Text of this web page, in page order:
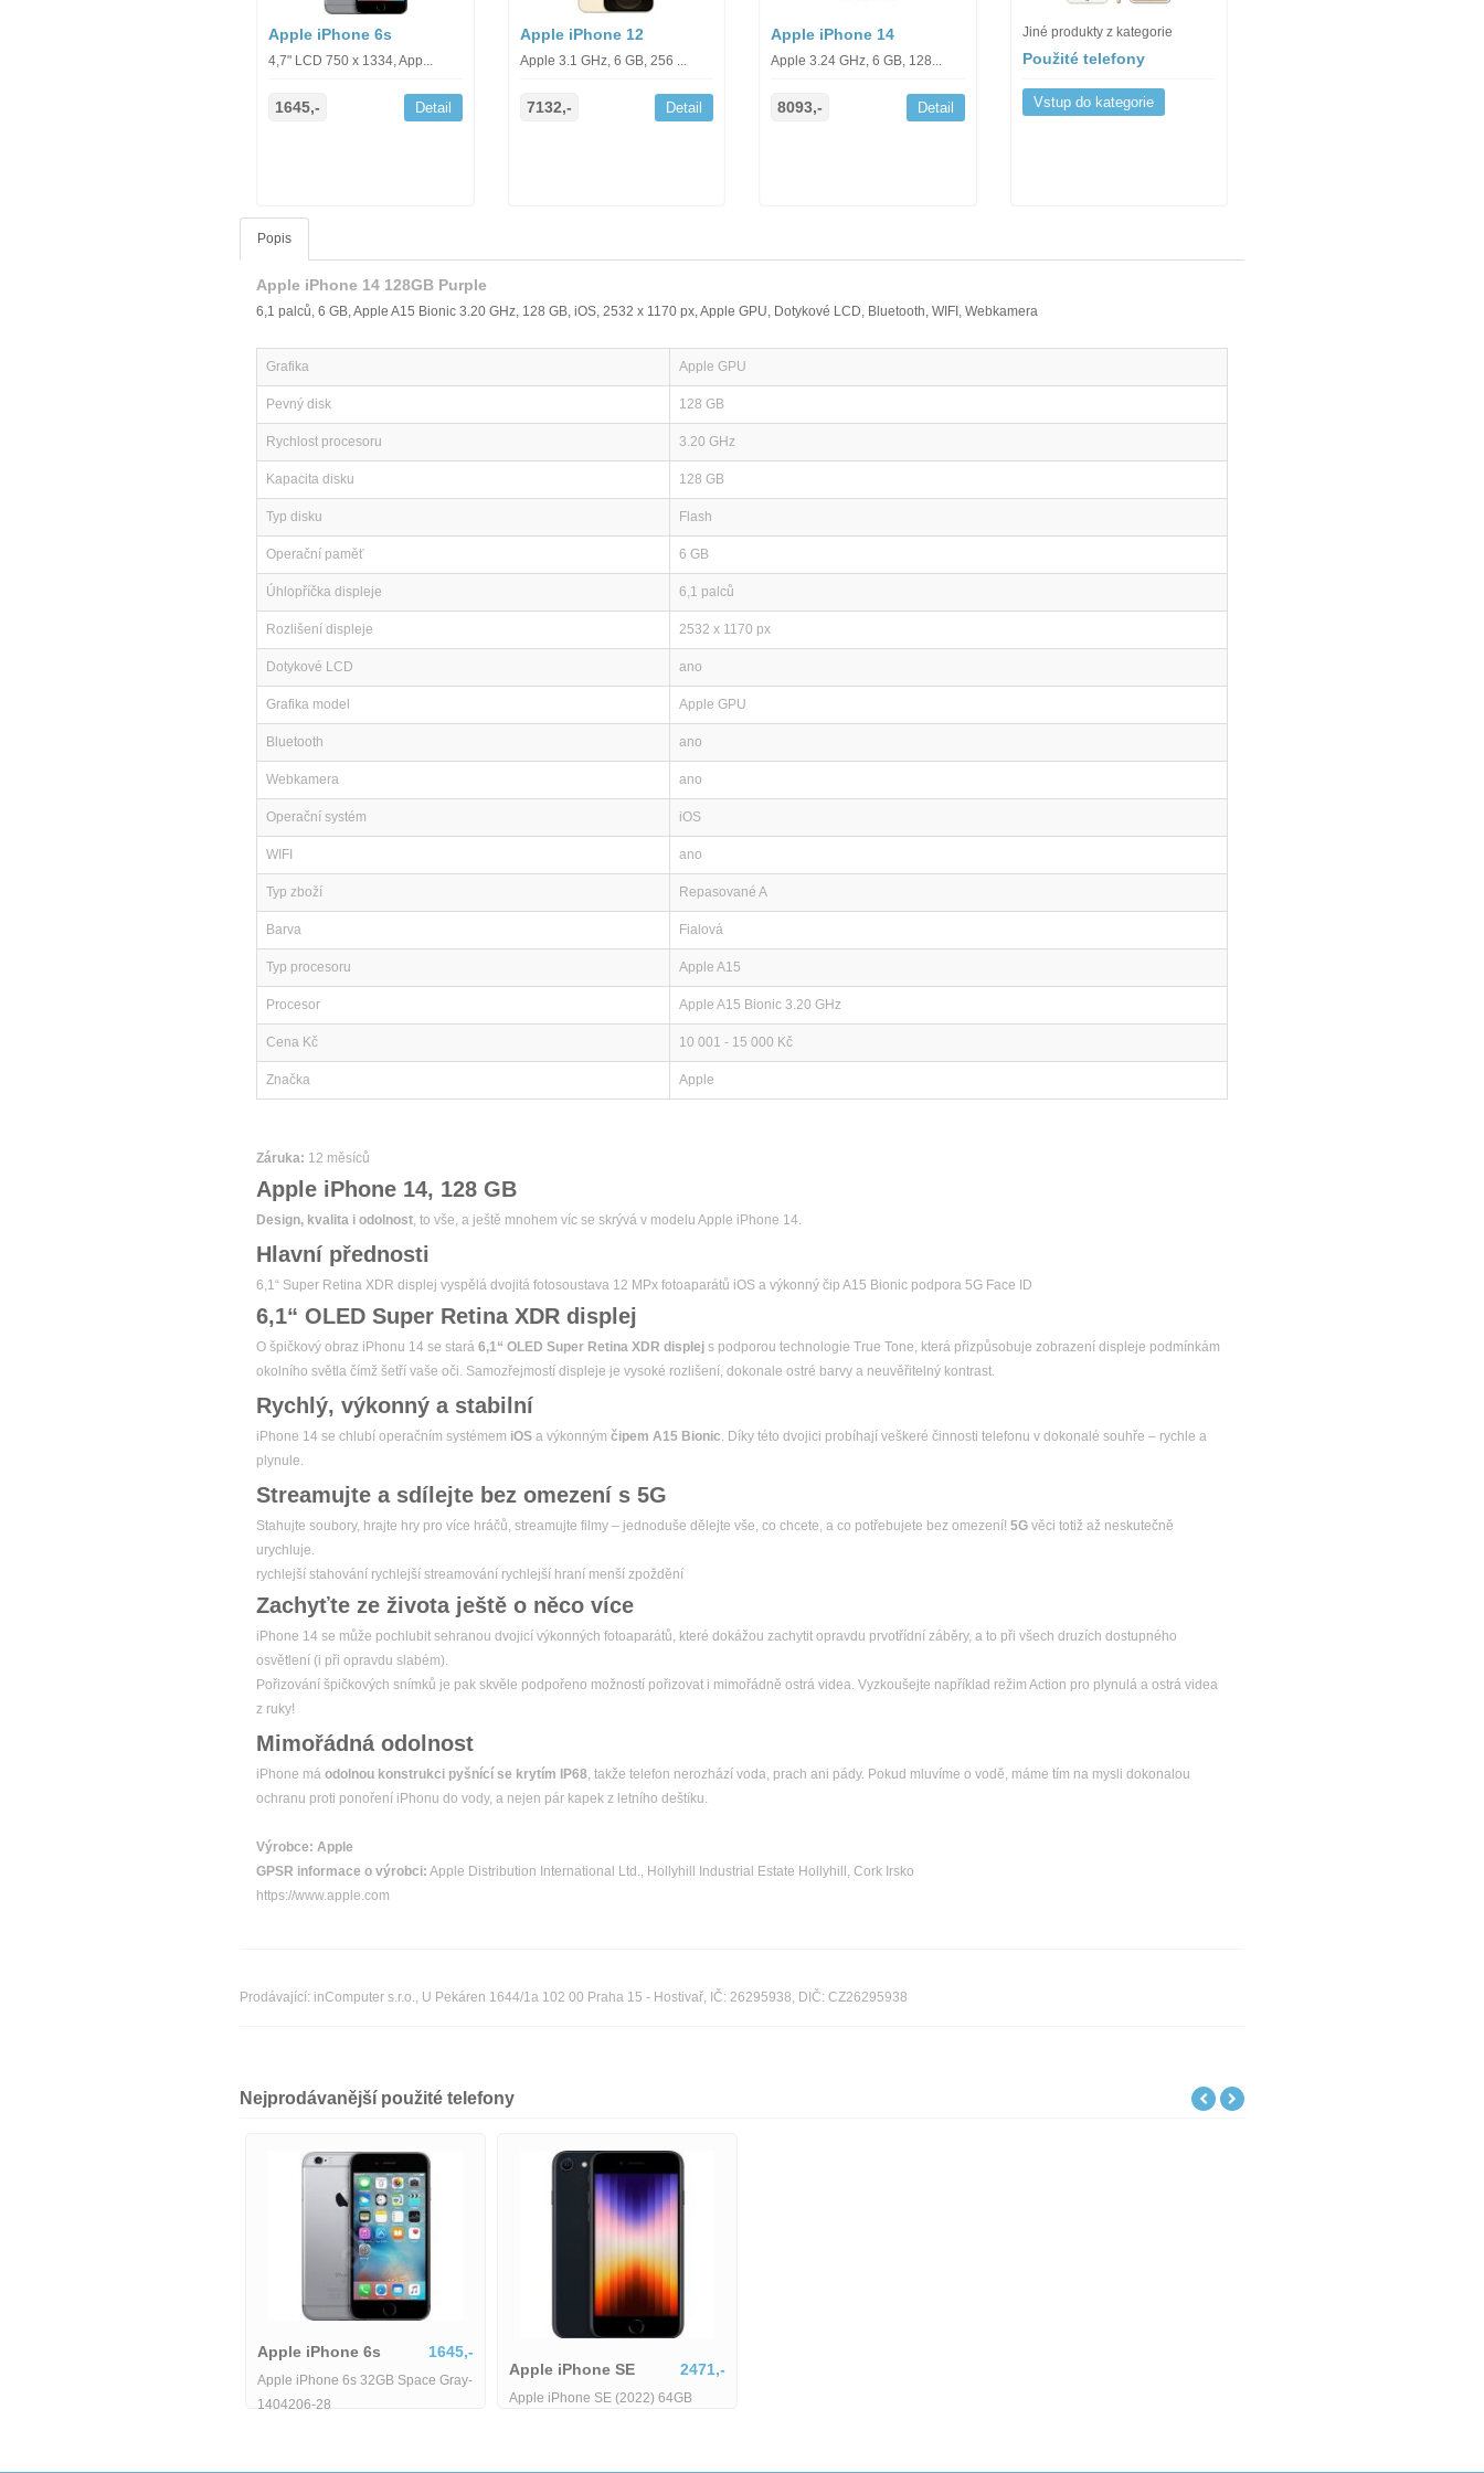
Apple iPhone 6s
4,7" LCD 750 x 1334, App...
1645,- Detail
Apple iPhone 12
Apple 3.1 GHz, 6 GB, 256 ...
7132,- Detail
Apple iPhone 14
Apple 3.24 GHz, 6 GB, 128...
8093,- Detail
Jiné produkty z kategorie
Použité telefony
Vstup do kategorie
Popis
Apple iPhone 14 128GB Purple
6,1 palců, 6 GB, Apple A15 Bionic 3.20 GHz, 128 GB, iOS, 2532 x 1170 px, Apple GPU, Dotykové LCD, Bluetooth, WIFI, Webkamera
Grafika Apple GPU
Pevný disk 128 GB
Rychlost procesoru 3.20 GHz
Kapacita disku 128 GB
Typ disku Flash
Operační paměť 6 GB
Úhlopříčka displeje 6,1 palců
Rozlišení displeje 2532 x 1170 px
Dotykové LCD ano
Grafika model Apple GPU
Bluetooth ano
Webkamera ano
Operační systém iOS
WIFI ano
Typ zboží Repasované A
Barva Fialová
Typ procesoru Apple A15
Procesor Apple A15 Bionic 3.20 GHz
Cena Kč 10 001 - 15 000 Kč
Značka Apple
Záruka: 12 měsíců
Apple iPhone 14, 128 GB
Design, kvalita i odolnost, to vše, a ještě mnohem víc se skrývá v modelu Apple iPhone 14.
Hlavní přednosti
6,1“ Super Retina XDR displej vyspělá dvojitá fotosoustava 12 MPx fotoaparátů iOS a výkonný čip A15 Bionic podpora 5G Face ID
6,1“ OLED Super Retina XDR displej
O špičkový obraz iPhonu 14 se stará 6,1“ OLED Super Retina XDR displej s podporou technologie True Tone, která přizpůsobuje zobrazení displeje podmínkám
okolního světla čímž šetří vaše oči. Samozřejmostí displeje je vysoké rozlišení, dokonale ostré barvy a neuvěřitelný kontrast.
Rychlý, výkonný a stabilní
iPhone 14 se chlubí operačním systémem iOS a výkonným čipem A15 Bionic. Díky této dvojici probíhají veškeré činnosti telefonu v dokonalé souhře – rychle a
plynule.
Streamujte a sdílejte bez omezení s 5G
Stahujte soubory, hrajte hry pro více hráčů, streamujte filmy – jednoduše dělejte vše, co chcete, a co potřebujete bez omezení! 5G věci totiž až neskutečně
urychluje.
rychlejší stahování rychlejší streamování rychlejší hraní menší zpoždění
Zachyťte ze života ještě o něco více
iPhone 14 se může pochlubit sehranou dvojicí výkonných fotoaparátů, které dokážou zachytit opravdu prvotřídní záběry, a to při všech druzích dostupného
osvětlení (i při opravdu slabém).
Pořizování špičkových snímků je pak skvěle podpořeno možností pořizovat i mimořádně ostrá videa. Vyzkoušejte například režim Action pro plynulá a ostrá videa
z ruky!
Mimořádná odolnost
iPhone má odolnou konstrukci pyšnící se krytím IP68, takže telefon nerozhází voda, prach ani pády. Pokud mluvíme o vodě, máme tím na mysli dokonalou
ochranu proti ponoření iPhonu do vody, a nejen pár kapek z letního deštíku.
Výrobce: Apple
GPSR informace o výrobci: Apple Distribution International Ltd., Hollyhill Industrial Estate Hollyhill, Cork Irsko
https://www.apple.com
Prodávající: inComputer s.r.o., U Pekáren 1644/1a 102 00 Praha 15 - Hostivař, IČ: 26295938, DIČ: CZ26295938
Nejprodávanější použité telefony
Apple iPhone 6s 1645,-
Apple iPhone 6s 32GB Space Gray-
1404206-28
Apple iPhone SE 2471,-
Apple iPhone SE (2022) 64GB